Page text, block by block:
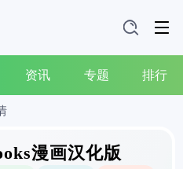
资讯 专题 排行
漫画汉化版